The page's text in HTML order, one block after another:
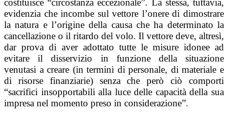
costituisce “circostanza eccezionale”. La stessa, tuttavia,
evidenzia che incombe sul vettore l’onere di dimostrare
la natura e l’origine della causa che ha determinato la
cancellazione o il ritardo del volo. Il vettore deve, altresì,
dar prova di aver adottato tutte le misure idonee ad
evitare il disservizio in funzione della situazione
venutasi a creare (in termini di personale, di materiale e
di risorse finanziarie) senza che però ciò comporti
“sacrifici insopportabili alla luce delle capacità della sua
impresa nel momento preso in considerazione”.